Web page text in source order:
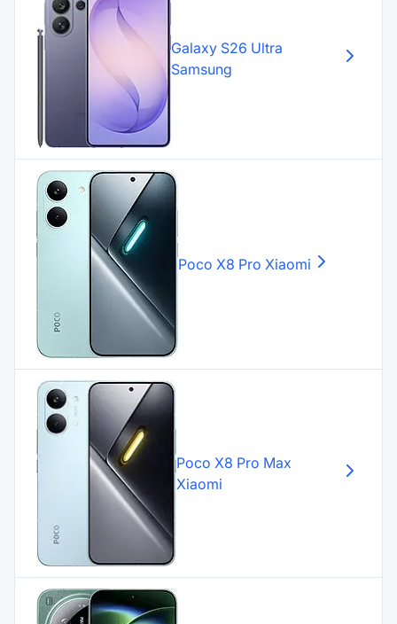
Galaxy S26 Ultra
Samsung
Poco X8 Pro Xiaomi
Poco X8 Pro Max
Xiaomi